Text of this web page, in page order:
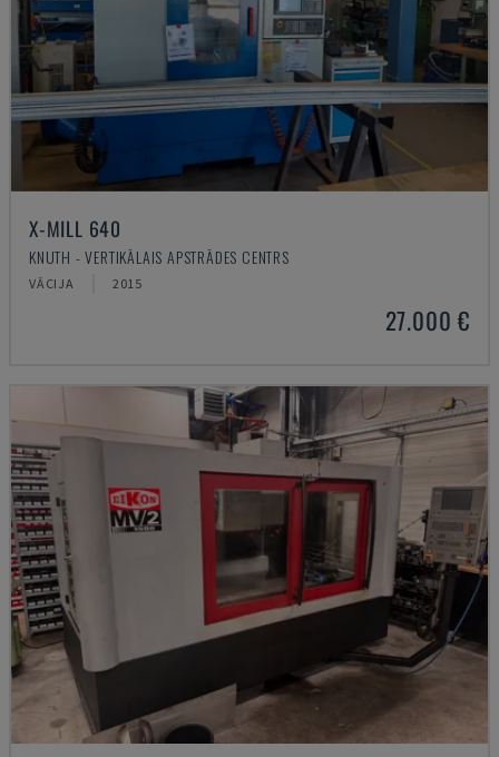
X-MILL 640
KNUTH - VERTIKĀLAIS APSTRĀDES CENTRS
VĀCIJA 2015
27.000 €